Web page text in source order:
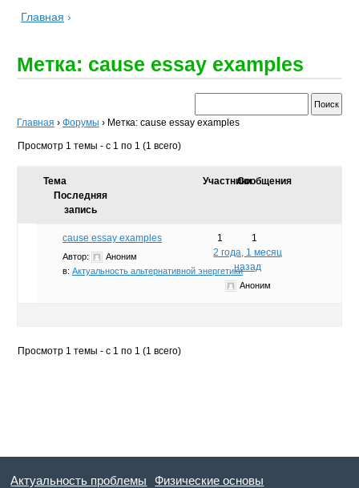
Главная ›
Метка: cause essay examples
Главная › Форумы › Метка: cause essay examples
Просмотр 1 темы - с 1 по 1 (1 всего)
Тема УчастникиСообщения
Последняя
запись
cause essay examples
Автор:
Аноним
в: Актуальность альтернативной энергетики
1
1
2 года, 1 месяц
назад
Аноним
Просмотр 1 темы - с 1 по 1 (1 всего)
Актуальность проблемы Физические основы